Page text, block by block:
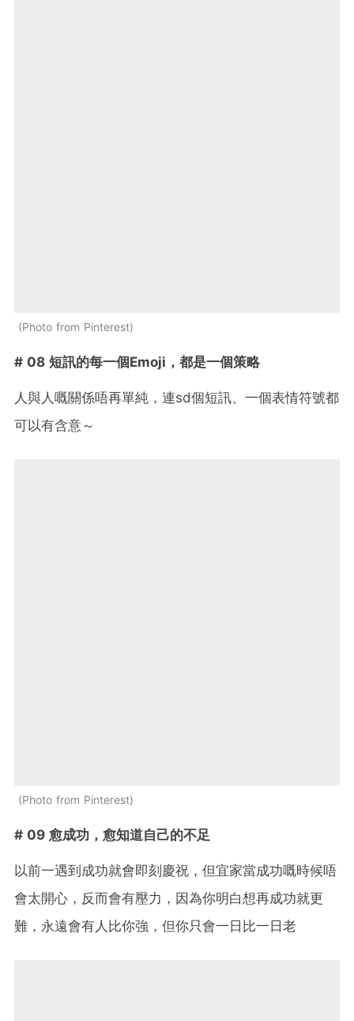
Photo from Pinterest
# 08 短訊的每一個Emoji，都是一個策略
人與人嘅關係唔再單純，連sd個短訊、一個表情符號都
可以有含意～
Photo from Pinterest
# 09 愈成功，愈知道自己的不足
以前一遇到成功就會即刻慶祝，但宜家當成功嘅時候唔
會太開心，反而會有壓力，因為你明白想再成功就更
難，永遠會有人比你強，但你只會一日比一日老